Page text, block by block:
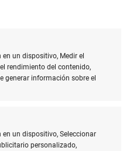
un dispositivo, Medir el
rendimiento del contenido,
generar información sobre el
un dispositivo, Seleccionar
personalizado,